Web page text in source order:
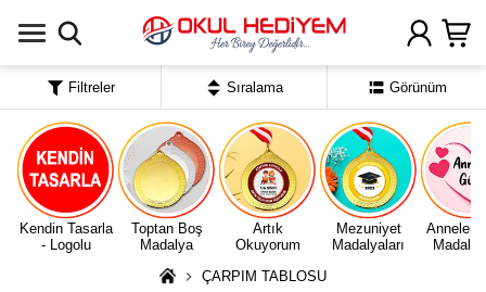
Kendin Tasarla
- Logolu
Toptan Boş
Madalya
Artık
Okuyorum
Mezuniyet
Madalyaları
Anneler
ÇARPIM TABLOSU
Filtreler Sıralama Görünüm
Uygulamada Aç